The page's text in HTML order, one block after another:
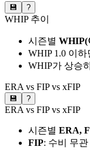
💾 ?
WHIP 추이
시즌별 WHIP(
WHIP 1.0 이
WHIP가 상승
ERA vs FIP vs xFIP
💾 ?
ERA vs FIP vs xFIP
시즌별 ERA,
FIP: 수비 무